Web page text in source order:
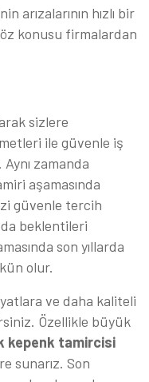
arızalarının hızlı bir
konusu firmalardan
sizlere
ile güvenle iş
zamanda
aşamasında
güvenle tercih
beklentileri
son yıllarda
olur.
ve daha kaliteli
Özellikle büyük
kepenk tamircisi
sunarız. Son